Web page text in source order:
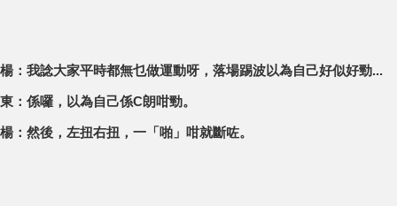
楊：我諗大家平時都無乜做運動呀，落場踢波以為自己好似好勁...
東：係囉，以為自己係C朗咁勁。
楊：然後，左扭右扭，一「啪」咁就斷咗。